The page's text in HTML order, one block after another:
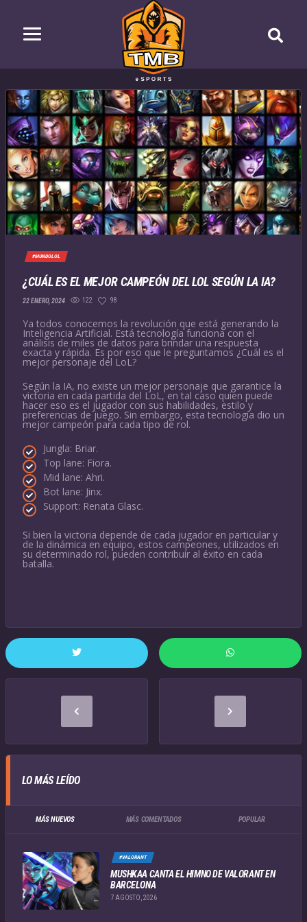
#MUNDOLOL
¿CUÁL ES EL MEJOR CAMPEÓN DEL LOL SEGÚN LA IA?
22 ENERO, 2024 122 98
Ya todos conocemos la revolución que está generando la
Inteligencia Artificial. Está tecnología funciona con el
análisis de miles de datos para brindar una respuesta
exacta y rápida. Es por eso que le preguntamos ¿Cuál es el
mejor personaje del LoL?
Según la IA, no existe un mejor personaje que garantice la
victoria en cada partida del LoL, en tal caso quien puede
hacer eso es el jugador con sus habilidades, estilo y
preferencias de juego. Sin embargo, esta tecnología dio un
mejor campeón para cada tipo de rol.
Jungla: Briar.
Top lane: Fiora.
Mid lane: Ahri.
Bot lane: Jinx.
Support: Renata Glasc.
Si bien la victoria depende de cada jugador en particular y
de la dinámica en equipo, estos campeones, utilizados en
su determinado rol, pueden contribuir al éxito en cada
batalla.
LO MÁS LEÍDO
MÁS NUEVOS MÁS COMENTADOS POPULAR
#VALORANT
MUSHKAA CANTA EL HIMNO DE VALORANT EN
BARCELONA
7 AGOSTO, 2026